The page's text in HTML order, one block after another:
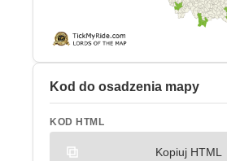
Kod do osadzenia mapy
KOD HTML
Kopiuj HTML